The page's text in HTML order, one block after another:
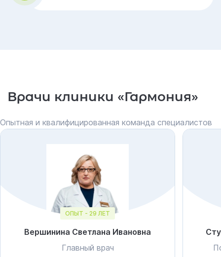
Врачи клиники «Гармония»
Опытная и квалифицированная команда специалистов
ОПЫТ - 29 ЛЕТ
Вершинина Светлана Ивановна
Главный врач